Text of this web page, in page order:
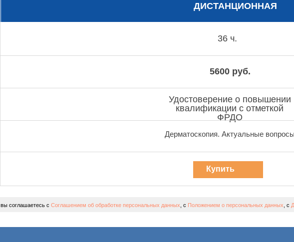
ДИСТАНЦИОННАЯ
Дерматоскопия. Актуальные
Удостоверение о повышении
квалификации с отметкой
ФРДО
36 ч.
5600 руб.
Купить
курс
, вы соглашаетесь с Соглашением об обработке персональных данных , с Положением о персональных данных , с